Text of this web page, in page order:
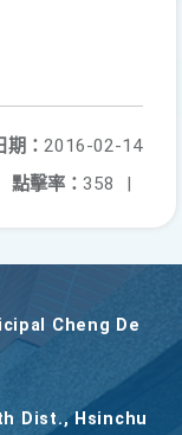
期： 2016-02-14
點擊率： 358 |
Cheng De
Dist., Hsinchu